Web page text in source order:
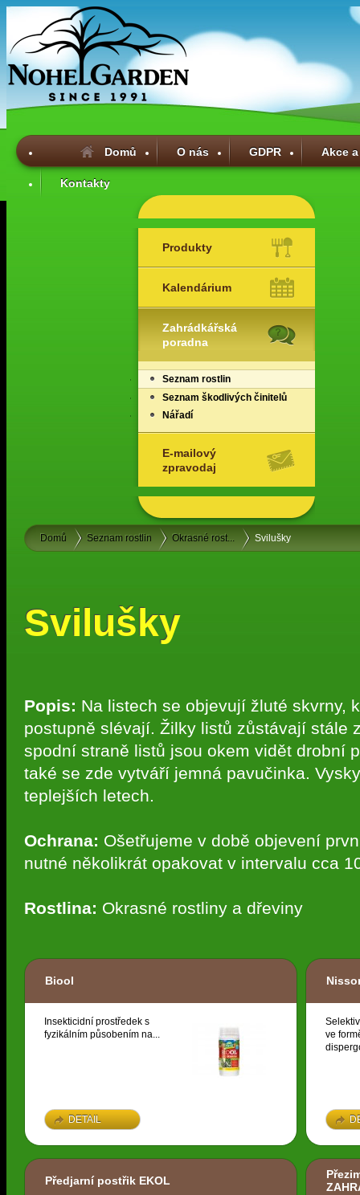
Domů O nás GDPR Akce
Kontakty
Produkty
Kalendárium
Zahrádkářská
poradna
Seznam rostlin
Seznam škodlivých činitelů
Nářadí
E-mailový
zpravodaj
Domů Seznam rostlin Okrasné rost... Svilušky
Svilušky
Popis: Na listech se objevují žluté skvrny,
postupně slévají. Žilky listů zůstávají stále
spodní straně listů jsou okem vidět drobní
také se zde vytváří jemná pavučinka.
teplejších letech.
Ochrana: Ošetřujeme v době objevení
nutné několikrát opakovat v intervalu cca
Rostlina: Okrasné rostliny a dřeviny
Biool
Insekticidní prostředek s
fyzikálním působením na...
DETAIL
ve
Předjarní postřik EKOL